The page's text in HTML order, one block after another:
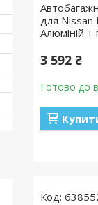
для Nissan
Алюміній +
3 592 ₴
Готово до